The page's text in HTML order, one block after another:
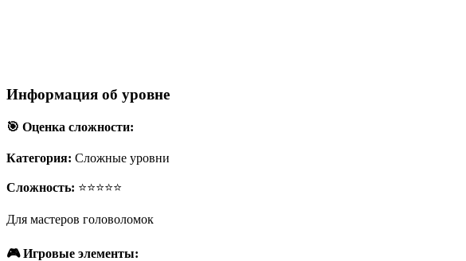
Информация об уровне
🎯 Оценка сложности:
Категория: Сложные уровни
Сложность: ⭐⭐⭐⭐⭐
Для мастеров головоломок
🎮 Игровые элементы: